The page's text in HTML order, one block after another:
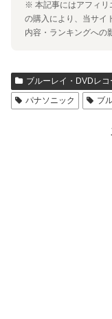
※ 本記事にはアフィリ
の購入により、当サイ
内容・ランキングへの
ブルーレイ・DVDレコ
パナソニック
ブ